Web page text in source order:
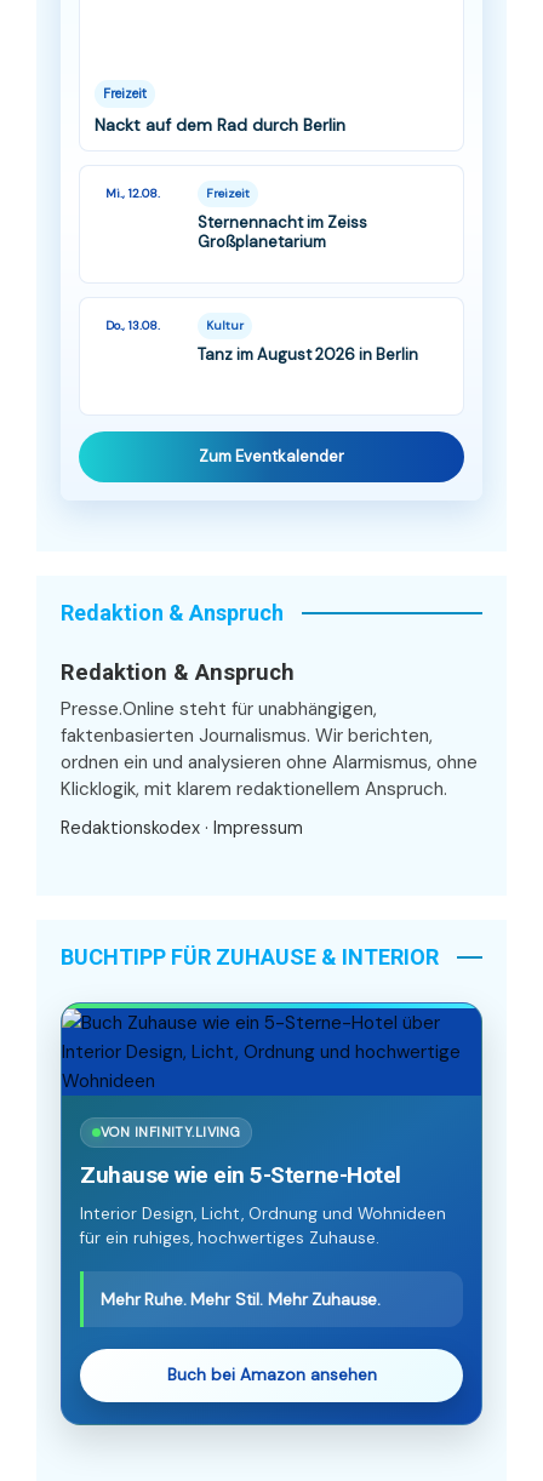
Freizeit
Nackt auf dem Rad durch Berlin
Mi., 12.08. Freizeit
Sternennacht im Zeiss
Großplanetarium
Do., 13.08. Kultur
Tanz im August 2026 in Berlin
Zum Eventkalender
Redaktion & Anspruch
Redaktion & Anspruch
Presse.Online steht für unabhängigen,
faktenbasierten Journalismus. Wir berichten,
ordnen ein und analysieren ohne Alarmismus, ohne
Klicklogik, mit klarem redaktionellem Anspruch.
Redaktionskodex · Impressum
BUCHTIPP FÜR ZUHAUSE & INTERIOR
VON INFINITY.LIVING
Zuhause wie ein 5-Sterne-Hotel
Interior Design, Licht, Ordnung und Wohnideen
für ein ruhiges, hochwertiges Zuhause.
Mehr Ruhe. Mehr Stil. Mehr Zuhause.
Buch bei Amazon ansehen